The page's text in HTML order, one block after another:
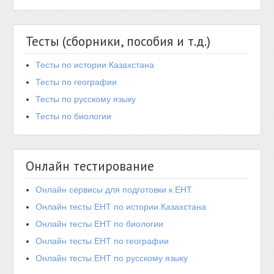
Тесты (сборники, пособия и т.д.)
Тесты по истории Казахстана
Тесты по географии
Тесты по русскому языку
Тесты по биологии
Онлайн тестирование
Онлайн сервисы для подготовки к ЕНТ
Онлайн тесты ЕНТ по истории Казахстана
Онлайн тесты ЕНТ по биологии
Онлайн тесты ЕНТ по географии
Онлайн тесты ЕНТ по русскому языку